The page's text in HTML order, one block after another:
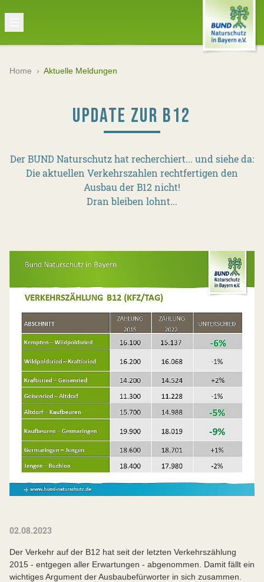
Home › Aktuelle Meldungen
UPDATE ZUR B12
Der BUND Naturschutz hat recherchiert... und siehe da:
Die aktuellen Verkehrszahlen rechtfertigen den
Ausbau der B12 nicht!
Dran bleiben lohnt...
02.08.2023
Der Verkehr auf der B12 hat seit der letzten Verkehrszählung
2015 - entgegen aller Erwartungen - abgenommen. Damit fällt ein
wichtiges Argument der Ausbaubefürworter in sich zusammen.